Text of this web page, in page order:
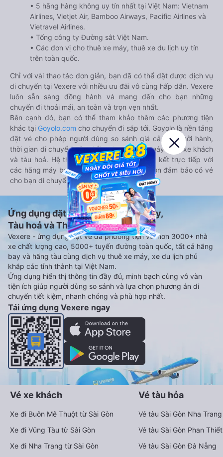
• 5 hãng hàng không uy tín nhất tại Việt Nam: Vietnam
Airlines, Vietjet Air, Bamboo Airways, Pacific Airlines và
Vietravel Airlines.
• Tổng công ty Đường sắt Việt Nam.
• Các đơn vị cho thuê xe máy, thuê xe du lịch uy tín
trên toàn quốc.
Chỉ với vài thao tác đơn giản, bạn đã có thể đặt được dịch vụ
di chuyển tại Vexere với nhiều ưu đãi vô cùng hấp dẫn. Vexere
luôn sẵn sàng đồng hành và mang đến cho bạn những
chuyến đi thoải mái, an toàn và trọn vẹn nhất.
Bên cạnh đó, bạn có thể tham khảo thêm các phương tiện
khác tại Goyolo.com cho chuyến đi sắp tới. Goyolo là nền tảng
đặt vé cho phép người dùng so sánh giá cả, giờ khởi hành,
thời gian di chuyển của nhiều phương tiện máy bay, xe khách
và tàu hoả. Hệ thống của Goyolo được liên kết trực tiếp với
các hãng máy bay, xe khách và tàu hoả, luôn đảm bảo có vé
cho bạn di chuyển.
Ứng dụng đặt vé Xe khách, Máy bay,
Tàu hoả và Thuê xe
Vexere - ứng dụng đặt vé đa phương tiện với hơn 3000+ nhà
xe chất lượng cao, 5000+ tuyến đường toàn quốc, tất cả hãng
bay và hãng tàu cùng dịch vụ thuê xe máy, xe du lịch phủ
khắp các tỉnh thành tại Việt Nam.
Ứng dụng hiển thị thông tin đầy đủ, minh bạch cùng vô vàn
tiện ích giúp người dùng so sánh và lựa chọn phương án di
chuyển tiết kiệm, nhanh chóng và phù hợp nhất.
Tải ứng dụng Vexere ngay
Vé xe khách
Xe đi Buôn Mê Thuột từ Sài Gòn
Xe đi Vũng Tàu từ Sài Gòn
Xe đi Nha Trang từ Sài Gòn
Vé tàu hỏa
Vé tàu Sài Gòn Nha Trang
Vé tàu Sài Gòn Phan Thiết
Vé tàu Sài Gòn Đà Nẵng